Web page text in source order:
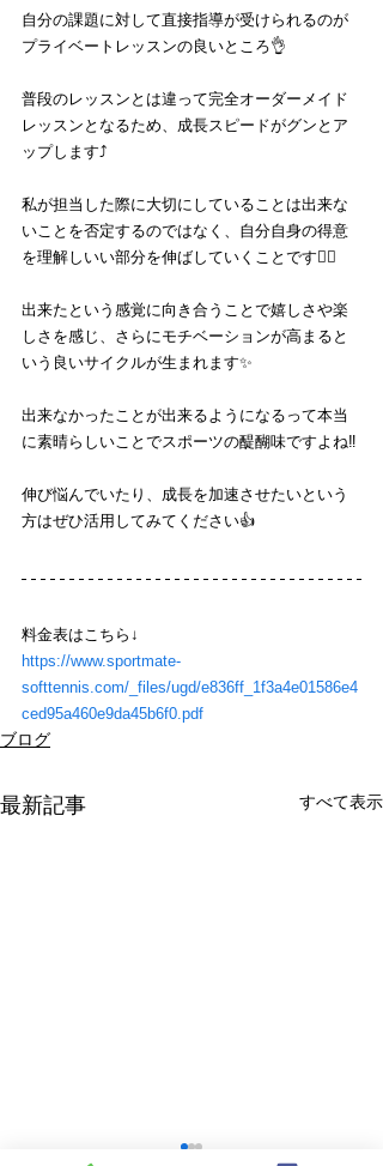
自分の課題に対して直接指導が受けられるのが
プライベートレッスンの良いところ👌
普段のレッスンとは違って完全オーダーメイド
レッスンとなるため、成長スピードがグンとア
ップします⤴️
私が担当した際に大切にしていることは出来な
いことを否定するのではなく、自分自身の得意
を理解しいい部分を伸ばしていくことです🙆‍♂️
出来たという感覚に向き合うことで嬉しさや楽
しさを感じ、さらにモチベーションが高まると
いう良いサイクルが生まれます✨
出来なかったことが出来るようになるって本当
に素晴らしいことでスポーツの醍醐味ですよね‼️
伸び悩んでいたり、成長を加速させたいという
方はぜひ活用してみてください👍
料金表はこちら↓
https://www.sportmate-
softtennis.com/_files/ugd/e836ff_1f3a4e01586e4
ced95a460e9da45b6f0.pdf
ブログ
最新記事 すべて表示